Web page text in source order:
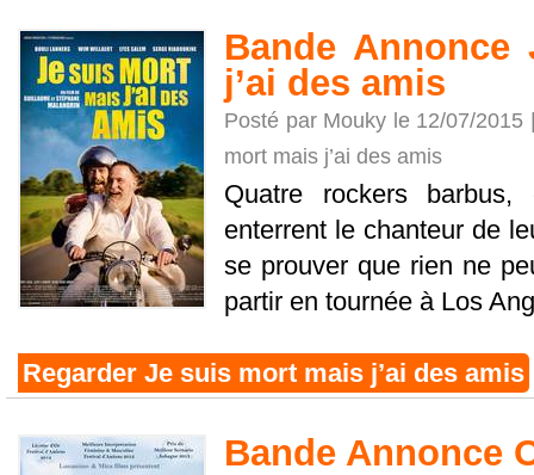
Bande
j’ai des amis
Posté par Mouky le 12/07/
mort mais j’ai des amis
Quatre rockers
enterrent le chanteur de
se prouver que rien ne
partir en tournée à Los
Regarder Je suis mort mais j’ai des amis
Bande Annonce